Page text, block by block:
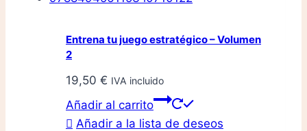
Entrena tu juego estratégico – Volumen
2
19,50 € IVA incluido
Añadir al carrito
Añadir a la lista de deseos